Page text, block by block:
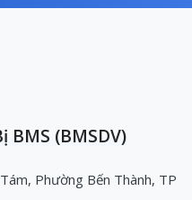
BMS (BMSDV)
Phường Bến Thành, TP